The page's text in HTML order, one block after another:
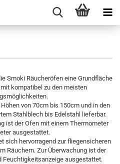
Smoki Räucheröfen eine Grundfläche
kompatibel zu den meisten
von 70cm bis 150cm und in den
Stahlblech bis Edelstahl lieferbar.
ist der Ofen mit einem Thermometer
ausgestattet.
sich hervorragend zur fliegensicheren
Räuchern. Zur Überwachung ist der
Feuchtigkeitsanzeige ausgestattet.